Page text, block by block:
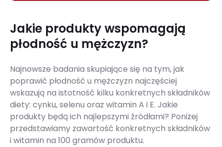
Jakie produkty wspomagają
płodność u mężczyzn?
Najnowsze badania skupiające się na tym, jak
poprawić płodność u mężczyzn najczęściej
wskazują na istotność kilku konkretnych składników
diety: cynku, selenu oraz witamin A i E. Jakie
produkty będą ich najlepszymi źródłami? Poniżej
przedstawiamy zawartość konkretnych składników
i witamin na 100 gramów produktu.